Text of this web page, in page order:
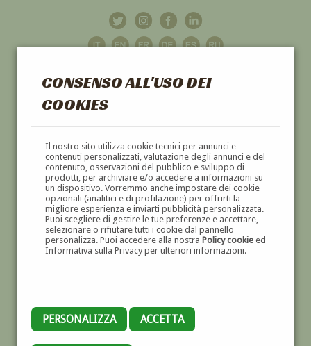
CONSENSO ALL'USO DEI
COOKIES
Il nostro sito utilizza cookie tecnici per annunci e
contenuti personalizzati, valutazione degli annunci e del
contenuto, osservazioni del pubblico e sviluppo di
prodotti, per archiviare e/o accedere a informazioni su
un dispositivo. Vorremmo anche impostare dei cookie
opzionali (analitici e di profilazione) per offrirti la
migliore esperienza e inviarti pubblicità personalizzata.
Puoi scegliere di gestire le tue preferenze e accettare,
selezionare o rifiutare tutti i cookie dal pannello
personalizza. Puoi accedere alla nostra Policy cookieed
Informativa sulla Privacy per ulteriori informazioni.
PERSONALIZZA ACCETTA
GALLERIAD'ARTE
DIPINTI E SCULTURE '800 E '900